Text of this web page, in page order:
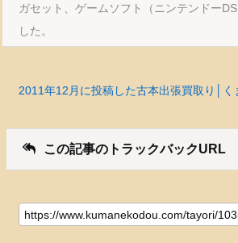
ガセット、ゲームソフト（ニンテンドー
した。
2011年12月に投稿した古本出張買取り│
この記事のトラックバックURL